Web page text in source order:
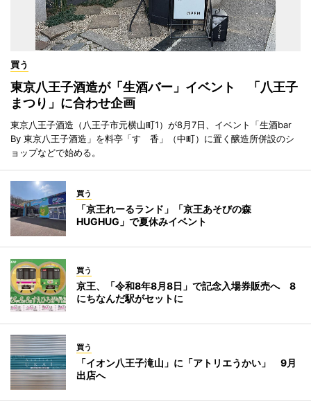
買う
東京八王子酒造が「生酒バー」イベント 「八王子
まつり」に合わせ企画
東京八王子酒造（八王子市元横山町1）が8月7日、イベント「生酒bar
By 東京八王子酒造」を料亭「すゞ香」（中町）に置く醸造所併設のシ
ョップなどで始める。
買う
「京王れーるランド」「京王あそびの森
HUGHUG」で夏休みイベント
買う
京王、「令和8年8月8日」で記念入場券販売へ 8
にちなんだ駅がセットに
買う
「イオン八王子滝山」に「アトリエうかい」 9月
出店へ